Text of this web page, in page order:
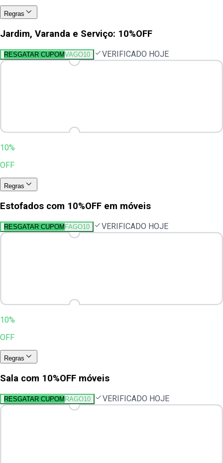
Regras
Jardim, Varanda e Serviço: 10%OFF
RESGATAR CUPOMVAGO10 VERIFICADO HOJE
10%
OFF
Regras
Estofados com 10%OFF em móveis
RESGATAR CUPOMFAGO10 VERIFICADO HOJE
10%
OFF
Regras
Sala com 10%OFF móveis
RESGATAR CUPOMRAGO10 VERIFICADO HOJE